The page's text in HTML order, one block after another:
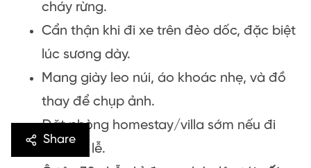
cháy rừng.
Cẩn thận khi đi xe trên đèo dốc, đặc biệt
lúc sương dày.
Mang giày leo núi, áo khoác nhẹ, và đồ
thay để chụp ảnh.
Đặt phòng homestay/villa sớm nếu đi
vào dịp lễ.
Share